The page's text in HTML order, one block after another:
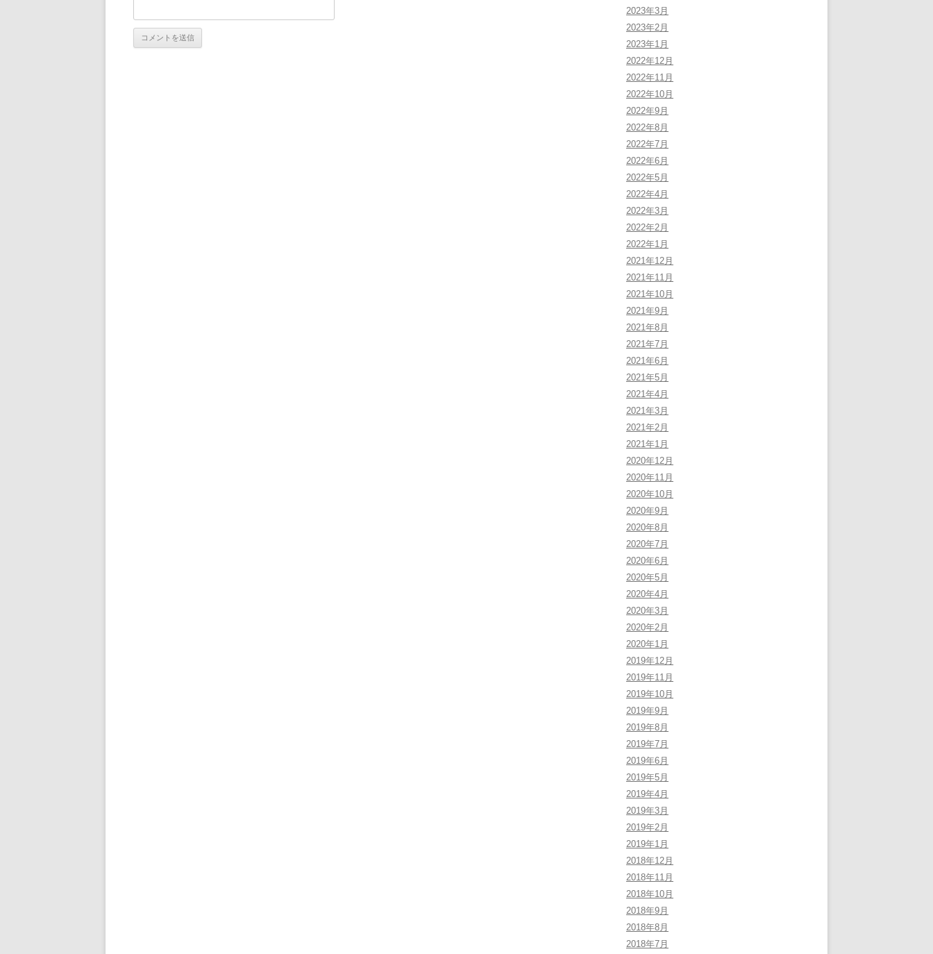
2023年3月
2023年2月
2023年1月
2022年12月
2022年11月
2022年10月
2022年9月
2022年8月
2022年7月
2022年6月
2022年5月
2022年4月
2022年3月
2022年2月
2022年1月
2021年12月
2021年11月
2021年10月
2021年9月
2021年8月
2021年7月
2021年6月
2021年5月
2021年4月
2021年3月
2021年2月
2021年1月
2020年12月
2020年11月
2020年10月
2020年9月
2020年8月
2020年7月
2020年6月
2020年5月
2020年4月
2020年3月
2020年2月
2020年1月
2019年12月
2019年11月
2019年10月
2019年9月
2019年8月
2019年7月
2019年6月
2019年5月
2019年4月
2019年3月
2019年2月
2019年1月
2018年12月
2018年11月
2018年10月
2018年9月
2018年8月
2018年7月